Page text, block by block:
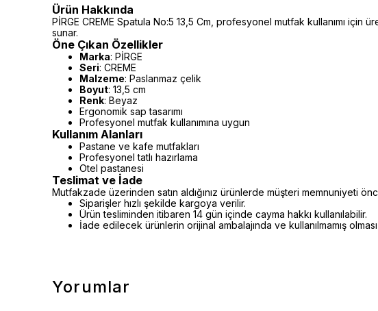
Ürün Hakkında
PİRGE CREME Spatula No:5 13,5 Cm, profesyonel mutfak kullanımı
sunar.
Öne Çıkan Özellikler
Marka: PİRGE
Seri: CREME
Malzeme: Paslanmaz çelik
Boyut: 13,5 cm
Renk: Beyaz
Ergonomik sap tasarımı
Profesyonel mutfak kullanımına uygun
Kullanım Alanları
Pastane ve kafe mutfakları
Profesyonel tatlı hazırlama
Otel pastanesi
Teslimat ve İade
Mutfakzade üzerinden satın aldığınız ürünlerde müşteri memnuniyeti
Siparişler hızlı şekilde kargoya verilir.
Ürün tesliminden itibaren 14 gün içinde cayma hakkı kullanılabilir.
İade edilecek ürünlerin orijinal ambalajında ve kullanılmamış
Yorumlar